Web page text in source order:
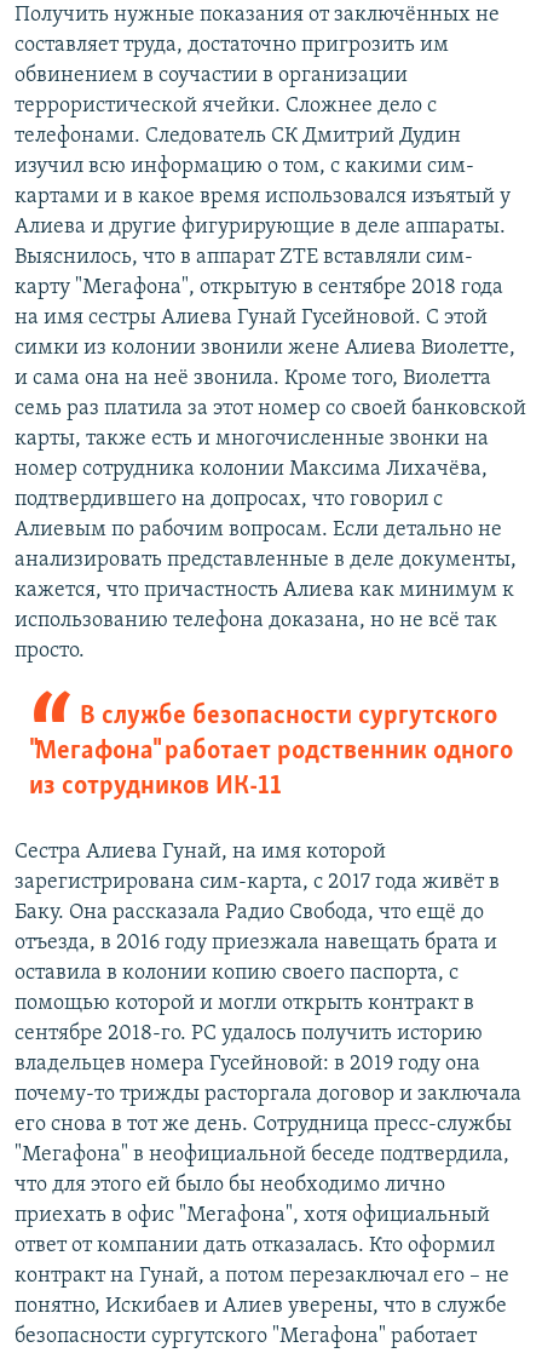
Получить нужные показания от заключённых не
составляет труда, достаточно пригрозить им
обвинением в соучастии в организации
террористической ячейки. Сложнее дело с
телефонами. Следователь СК Дмитрий Дудин
изучил всю информацию о том, с какими сим-
картами и в какое время использовался изъятый у
Алиева и другие фигурирующие в деле аппараты.
Выяснилось, что в аппарат ZTE вставляли сим-
карту "Мегафона", открытую в сентябре 2018 года
на имя сестры Алиева Гунай Гусейновой. С этой
симки из колонии звонили жене Алиева Виолетте,
и сама она на неё звонила. Кроме того, Виолетта
семь раз платила за этот номер со своей банковской
карты, также есть и многочисленные звонки на
номер сотрудника колонии Максима Лихачёва,
подтвердившего на допросах, что говорил с
Алиевым по рабочим вопросам. Если детально не
анализировать представленные в деле документы,
кажется, что причастность Алиева как минимум к
использованию телефона доказана, но не всё так
просто.
В службе безопасности сургутского
"Мегафона" работает родственник одного
из сотрудников ИК-11
Сестра Алиева Гунай, на имя которой
зарегистрирована сим-карта, с 2017 года живёт в
Баку. Она рассказала Радио Свобода, что ещё до
отъезда, в 2016 году приезжала навещать брата и
оставила в колонии копию своего паспорта, с
помощью которой и могли открыть контракт в
сентябре 2018-го. РС удалось получить историю
владельцев номера Гусейновой: в 2019 году она
почему-то трижды расторгала договор и заключала
его снова в тот же день. Сотрудница пресс-службы
"Мегафона" в неофициальной беседе подтвердила,
что для этого ей было бы необходимо лично
приехать в офис "Мегафона", хотя официальный
ответ от компании дать отказалась. Кто оформил
контракт на Гунай, а потом перезаключал его – не
понятно, Искибаев и Алиев уверены, что в службе
безопасности сургутского "Мегафона" работает